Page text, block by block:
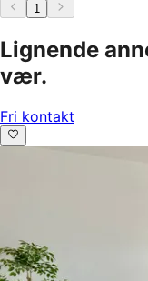
1
Lignende
vær.
Fri kontakt